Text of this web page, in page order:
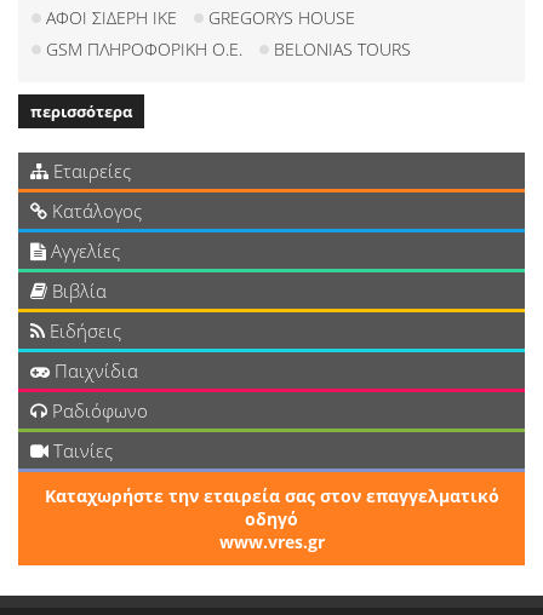
ΑΦΟΙ ΣΙΔΕΡΗ ΙΚΕ
GREGORYS HOUSE
GSM ΠΛΗΡΟΦΟΡΙΚΗ Ο.Ε.
BELONIAS TOURS
περισσότερα
Εταιρείες
Κατάλογος
Αγγελίες
Βιβλία
Ειδήσεις
Παιχνίδια
Ραδιόφωνο
Ταινίες
Καταχωρήστε την εταιρεία σας στον επαγγελματικό
οδηγό
www.vres.gr